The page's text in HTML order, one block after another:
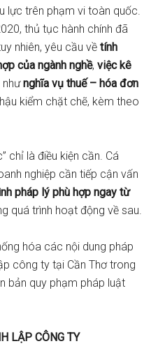
lực trên phạm vi toàn quốc.
thủ tục hành chính đã
nhiên, yêu cầu vềtính
của ngành nghề,việc kê
nhưnghĩa vụ thuế – hóa đơn
kiểm chặt chẽ, kèm theo
chỉ là điều kiện cần. Cá
nghiệp cần tiếp cận vấn
pháp lý phù hợp ngay từ
quá trình hoạt động về sau.
hóa các nội dung pháp
công ty tại Cần Thơ trong
bản quy phạm pháp luật
LẬP CÔNG TY